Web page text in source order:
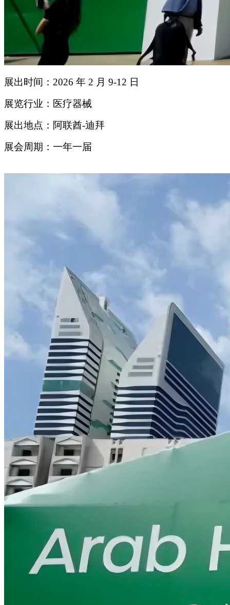
展出时间：2026 年 2 月 9-12 日
展览行业：医疗器械
展出地点：阿联酋-迪拜
展会周期：一年一届